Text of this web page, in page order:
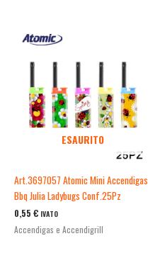
ESAURITO
Art.3697057 Atomic Mini Accendigas
Bbq Julia Ladybugs Conf.25Pz
0,55 € IVATO
Accendigas e Accendigrill